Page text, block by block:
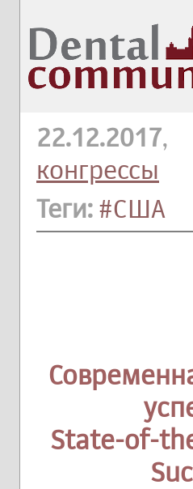
22.12.2017,
конгрессы
Теги: #США
State-of-